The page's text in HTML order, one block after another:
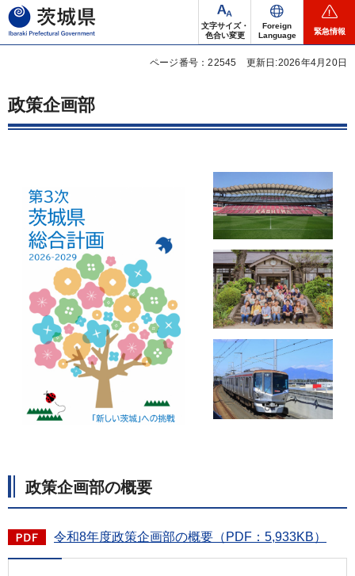
茨城県
文字サイズ・
色合い変更
Foreign
Language
緊急情報
ページ番号：22545 更新日:2026年4月20日
政策企画部
政策企画部の概要
令和8年度政策企画部の概要（PDF：5,933KB）